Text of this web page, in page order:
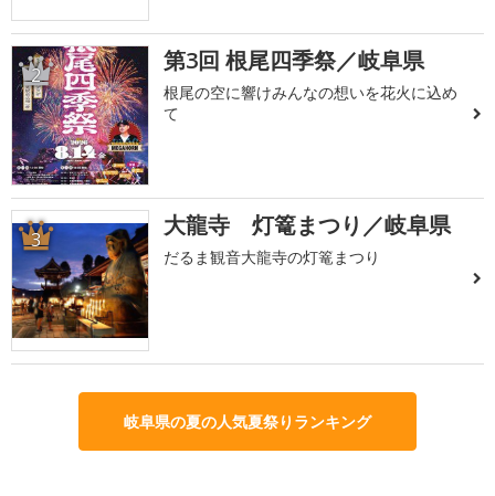
2 第3回 根尾四季祭／岐阜県
根尾の空に響けみんなの想いを花火に込め
て
3 大龍寺 灯篭まつり／岐阜県
だるま観音大龍寺の灯篭まつり
岐阜県の夏の人気夏祭りランキング